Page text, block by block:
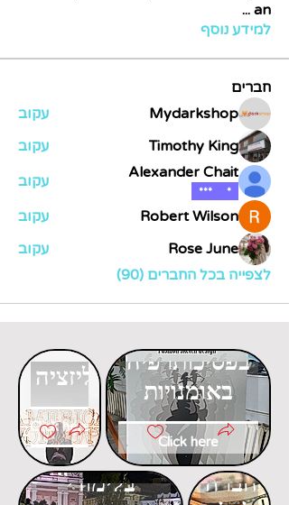
an
...
למידע נוסף
חברים
Mydarkshop
עקוב
Timothy King
עקוב
Alexander Chait
*
***
עקוב
Robert Wilson
עקוב
Rose June
עקוב
לצפייה בכל החברים (90)
דוקטורט
בגלובליזציה
Click here
בפסיכותרפיה
באומנויות
Click here
דוקטורט
בלימודי
דוקטורט
בחברה